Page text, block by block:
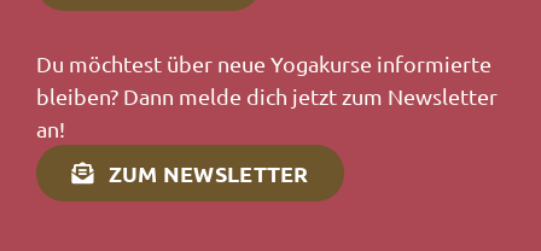
Du möchtest über neue Yogakurse informierte
bleiben? Dann melde dich jetzt zum Newsletter
an!
ZUM NEWSLETTER